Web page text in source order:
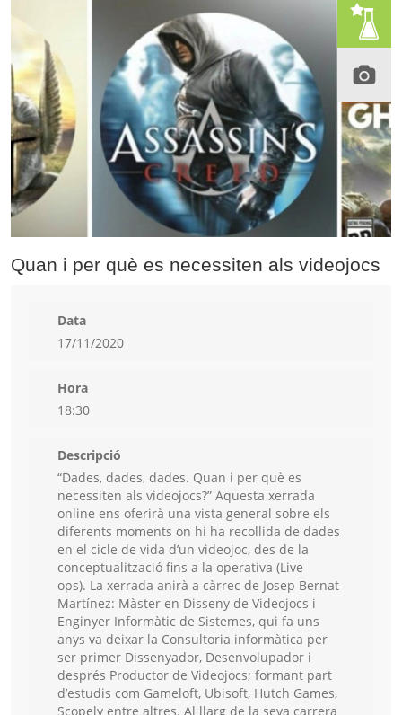
Quan i per què es necessiten als videojocs
Data
17/11/2020
Hora
18:30
Descripció
“Dades, dades, dades. Quan i per què es
necessiten als videojocs?” Aquesta xerrada
online ens oferirà una vista general sobre els
diferents moments on hi ha recollida de dades
en el cicle de vida d’un videojoc, des de la
conceptualització fins a la operativa (Live
ops). La xerrada anirà a càrrec de Josep Bernat
Martínez: Màster en Disseny de Videojocs i
Enginyer Informàtic de Sistemes, qui fa uns
anys va deixar la Consultoria informàtica per
ser primer Dissenyador, Desenvolupador i
després Productor de Videojocs; formant part
d’estudis com Gameloft, Ubisoft, Hutch Games,
Scopely entre altres. Al llarg de la seva carrera